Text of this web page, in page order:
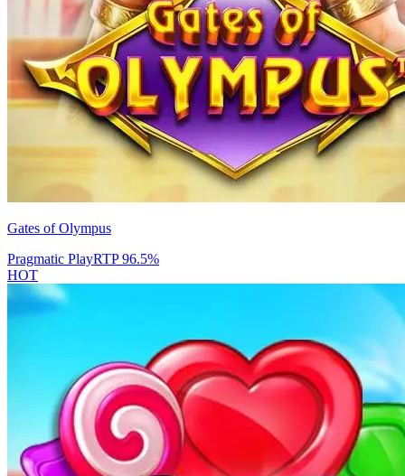
Gates of Olympus
Pragmatic PlayRTP96.5%
HOT